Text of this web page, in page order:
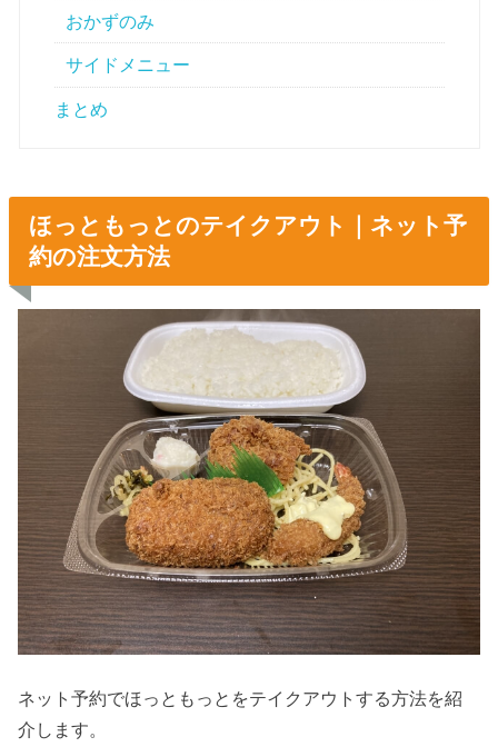
おかずのみ
サイドメニュー
まとめ
ほっともっとのテイクアウト｜ネット予
約の注文方法
ネット予約でほっともっとをテイクアウトする方法を紹
介します。